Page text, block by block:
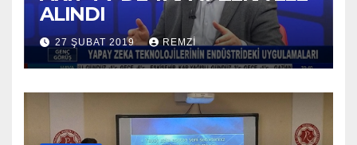
ALINDI
27 ŞUBAT 2019 REMZI